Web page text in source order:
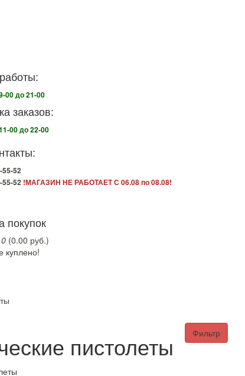
00 до 21-00
заказов:
00 до 22-00
55-52
55-52 !МАГАЗИН НЕ РАБОТАЕТ С 06.08 по 08.08!
покупок
0 (0.00 руб.)
куплено!
Фильтр
пистолеты